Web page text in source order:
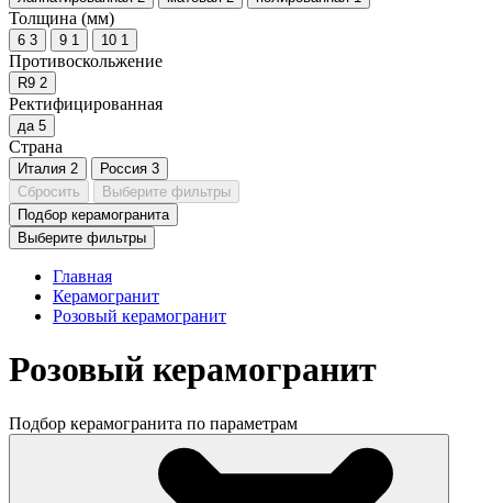
Толщина (мм)
6 3 9 1 10 1
Противоскольжение
R9 2
Ректифицированная
да 5
Страна
Италия 2 Россия 3
Сбросить
Выберите фильтры
Подбор керамогранита
Выберите фильтры
Главная
Керамогранит
Розовый керамогранит
Розовый керамогранит
Подбор керамогранита по параметрам